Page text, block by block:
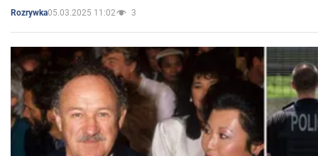
Rozrywka05.03.2025 11:02 3